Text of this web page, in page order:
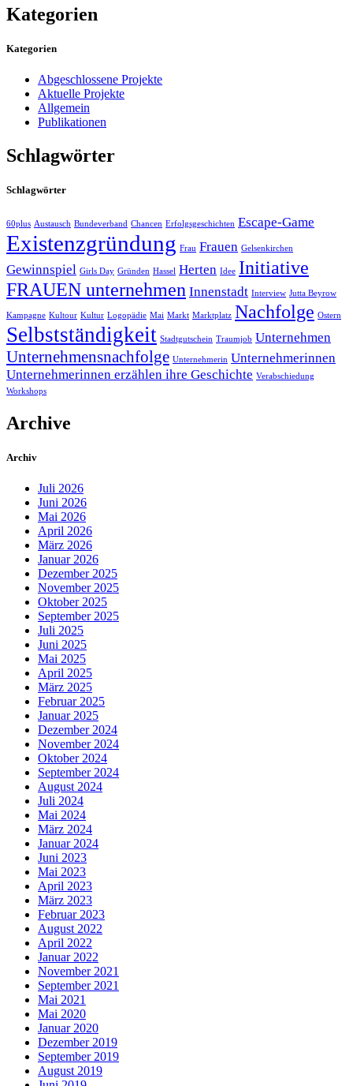
Kategorien
Kategorien
Abgeschlossene Projekte
Aktuelle Projekte
Allgemein
Publikationen
Schlagwörter
Schlagwörter
60plus Austausch Bundeverband Chancen Erfolgsgeschichten Escape-Game
Existenzgründung Frau Frauen Gelsenkirchen
Gewinnspiel Girls Day Gründen Hassel Herten Idee Initiative
FRAUEN unternehmen Innenstadt Interview Jutta Beyrow
Kampagne Kultour Kultur Logopädie Mai Markt Marktplatz Nachfolge Ostern
Selbstständigkeit Stadtgutschein Traumjob Unternehmen
Unternehmensnachfolge Unternehmerin Unternehmerinnen
Unternehmerinnen erzählen ihre Geschichte Verabschiedung
Workshops
Archive
Archiv
Juli 2026
Juni 2026
Mai 2026
April 2026
März 2026
Januar 2026
Dezember 2025
November 2025
Oktober 2025
September 2025
Juli 2025
Juni 2025
Mai 2025
April 2025
März 2025
Februar 2025
Januar 2025
Dezember 2024
November 2024
Oktober 2024
September 2024
August 2024
Juli 2024
Mai 2024
März 2024
Januar 2024
Juni 2023
Mai 2023
April 2023
März 2023
Februar 2023
August 2022
April 2022
Januar 2022
November 2021
September 2021
Mai 2021
Mai 2020
Januar 2020
Dezember 2019
September 2019
August 2019